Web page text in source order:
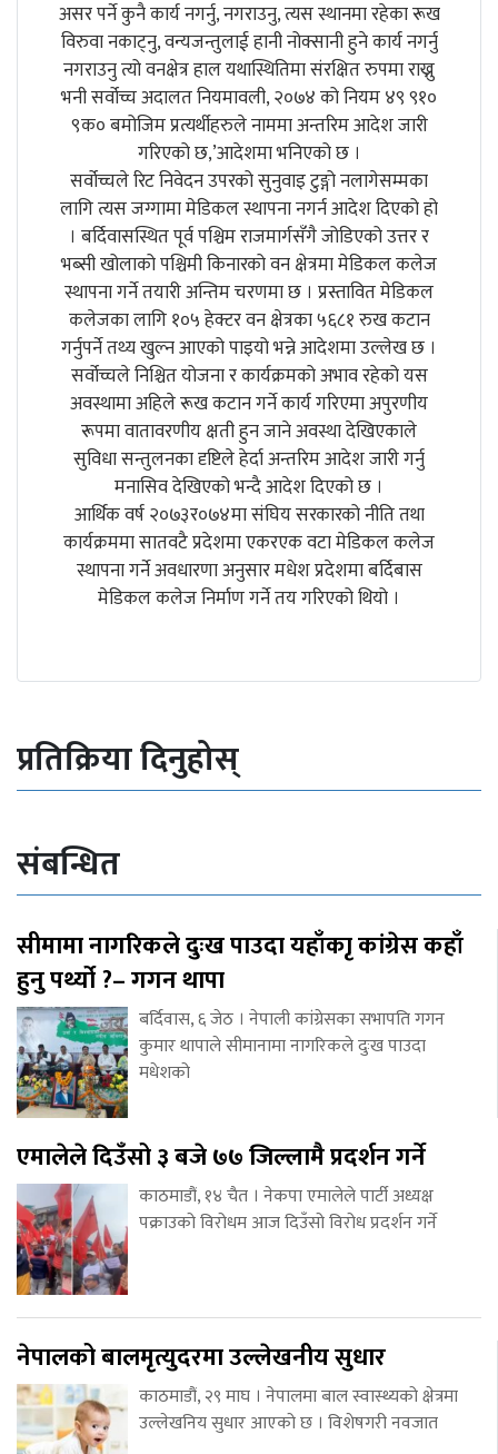
असर पर्ने कुनै कार्य नगर्नु, नगराउनु, त्यस स्थानमा रहेका रूख
विरुवा नकाट्नु, वन्यजन्तुलाई हानी नोक्सानी हुने कार्य नगर्नु
नगराउनु त्यो वनक्षेत्र हाल यथास्थितिमा संरक्षित रुपमा राख्नु
भनी सर्वोच्च अदालत नियमावली, २०७४ को नियम ४९ ९१०
९क० बमोजिम प्रत्यर्थीहरुले नाममा अन्तरिम आदेश जारी
गरिएको छ,’आदेशमा भनिएको छ ।
सर्वोच्चले रिट निवेदन उपरको सुनुवाइ टुङ्गो नलागेसम्मका
लागि त्यस जग्गामा मेडिकल स्थापना नगर्न आदेश दिएको हो
। बर्दिवासस्थित पूर्व पश्चिम राजमार्गसँगै जोडिएको उत्तर र
भब्सी खोलाको पश्चिमी किनारको वन क्षेत्रमा मेडिकल कलेज
स्थापना गर्ने तयारी अन्तिम चरणमा छ । प्रस्तावित मेडिकल
कलेजका लागि १०५ हेक्टर वन क्षेत्रका ५६८१ रुख कटान
गर्नुपर्ने तथ्य खुल्न आएको पाइयो भन्ने आदेशमा उल्लेख छ ।
सर्वोच्चले निश्चित योजना र कार्यक्रमको अभाव रहेको यस
अवस्थामा अहिले रूख कटान गर्ने कार्य गरिएमा अपुरणीय
रूपमा वातावरणीय क्षती हुन जाने अवस्था देखिएकाले
सुविधा सन्तुलनका दृष्टिले हेर्दा अन्तरिम आदेश जारी गर्नु
मनासिव देखिएको भन्दै आदेश दिएको छ ।
आर्थिक वर्ष २०७३र०७४मा संघिय सरकारको नीति तथा
कार्यक्रममा सातवटै प्रदेशमा एकरएक वटा मेडिकल कलेज
स्थापना गर्ने अवधारणा अनुसार मधेश प्रदेशमा बर्दिबास
मेडिकल कलेज निर्माण गर्ने तय गरिएको थियो ।
प्रतिक्रिया दिनुहोस्
संबन्धित
सीमामा नागरिकले दुःख पाउदा यहाँकाृ कांग्रेस कहाँ
हुनु पर्थ्यो ?– गगन थापा
बर्दिवास, ६ जेठ । नेपाली कांग्रेसका सभापति गगन
कुमार थापाले सीमानामा नागरिकले दुःख पाउदा
मधेशको
एमालेले दिउँसो ३ बजे ७७ जिल्लामै प्रदर्शन गर्ने
काठमाडौं, १४ चैत । नेकपा एमालेले पार्टी अध्यक्ष
पक्राउको विरोधम आज दिउँसो विरोध प्रदर्शन गर्ने
नेपालको बालमृत्युदरमा उल्लेखनीय सुधार
काठमाडौं, २९ माघ । नेपालमा बाल स्वास्थ्यको क्षेत्रमा
उल्लेखनिय सुधार आएको छ । विशेषगरी नवजात